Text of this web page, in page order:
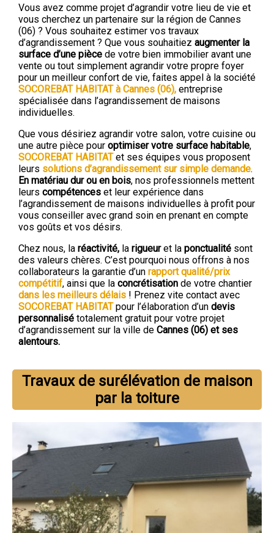
Vous avez comme projet d’agrandir votre lieu de vie et
vous cherchez un partenaire sur la région de Cannes
(06) ? Vous souhaitez estimer vos travaux
d’agrandissement ? Que vous souhaitiez augmenter la
surface d’une pièce de votre bien immobilier avant une
vente ou tout simplement agrandir votre propre foyer
pour un meilleur confort de vie, faites appel à la société
SOCOREBAT HABITAT à Cannes (06), entreprise
spécialisée dans l’agrandissement de maisons
individuelles.
Que vous désiriez agrandir votre salon, votre cuisine ou
une autre pièce pour optimiser votre surface habitable,
SOCOREBAT HABITATet ses équipes vous proposent
leurs solutions d’agrandissement sur simple demande.
En matériau dur ou en bois, nos professionnels mettent
leurs compétences et leur expérience dans
l’agrandissement de maisons individuelles à profit pour
vous conseiller avec grand soin en prenant en compte
vos goûts et vos désirs.
Chez nous, la réactivité, la rigueuret la ponctualité sont
des valeurs chères. C’est pourquoi nous offrons à nos
collaborateurs la garantie d’un rapport qualité/prix
compétitif, ainsi que la concrétisation de votre chantier
dans les meilleurs délais ! Prenez vite contact avec
SOCOREBAT HABITATpour l’élaboration d’un devis
personnalisé totalement gratuit pour votre projet
d’agrandissement sur la ville de Cannes (06) et ses
alentours.
Travaux de surélévation de maison
par la toiture